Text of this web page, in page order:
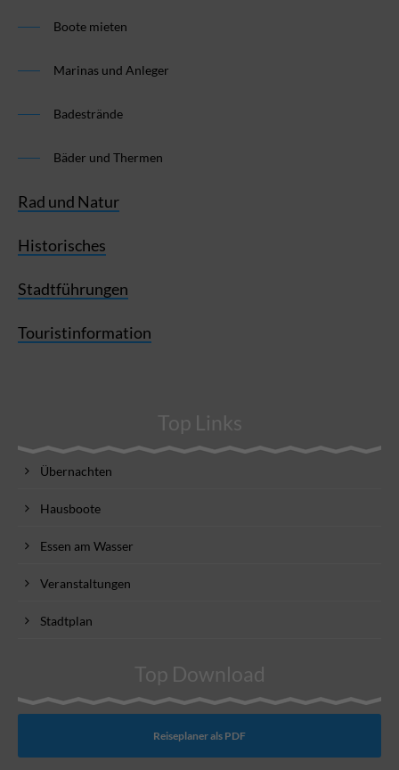
Boote mieten
Marinas und Anleger
Badestrände
Bäder und Thermen
Rad und Natur
Historisches
Stadtführungen
Touristinformation
Top Links
Übernachten
Hausboote
Essen am Wasser
Veranstaltungen
Stadtplan
Top Download
Reiseplaner als PDF